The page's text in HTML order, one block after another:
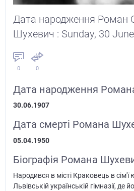
Дата народження Роман
Шухевич : Sunday, 30
0 0
Дата народження
30.06.1907
Дата смерті Романа
05.04.1950
Біографія Романа
Народився в місті Краковець в
Львівській українській гімназії, де